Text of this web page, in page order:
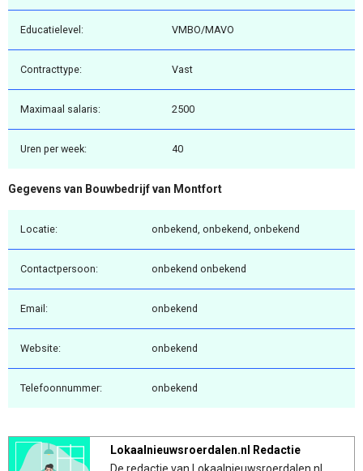
Educatielevel: VMBO/MAVO
Contracttype: Vast
Maximaal salaris: 2500
Uren per week: 40
Gegevens van Bouwbedrijf van Montfort
Locatie: onbekend, onbekend, onbekend
Contactpersoon: onbekend onbekend
Email: onbekend
Website: onbekend
Telefoonnummer: onbekend
Lokaalnieuwsroerdalen.nl Redactie
De redactie van Lokaalnieuwsroerdalen.nl